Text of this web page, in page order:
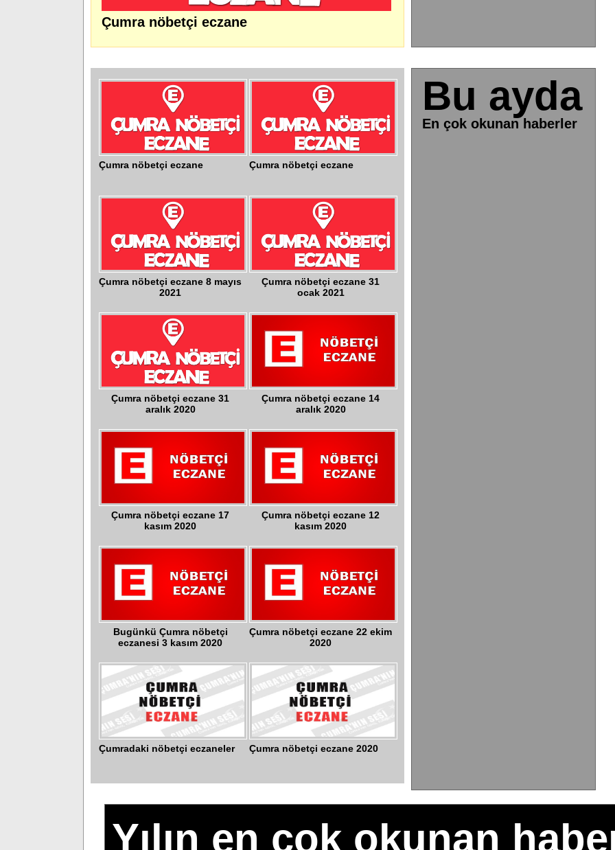
Çumra nöbetçi eczane
Çumra nöbetçi eczane Çumra nöbetçi eczane
Çumra nöbetçi eczane 8 mayıs
2021
Çumra nöbetçi eczane 31
ocak 2021
Çumra nöbetçi eczane 31
aralık 2020
Çumra nöbetçi eczane 14
aralık 2020
Çumra nöbetçi eczane 17
kasım 2020
Çumra nöbetçi eczane 12
kasım 2020
Bugünkü Çumra nöbetçi
eczanesi 3 kasım 2020
Çumra nöbetçi eczane 22 ekim
2020
Çumradaki nöbetçi eczaneler Çumra nöbetçi eczane 2020
Bu ayda
En çok okunan haberler
Yılın en çok okunan